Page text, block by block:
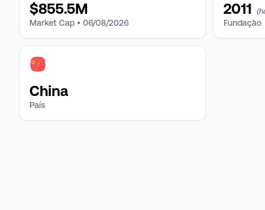
$855.5M
Market Cap • 06/08/2026
2011
Fundação
China
País